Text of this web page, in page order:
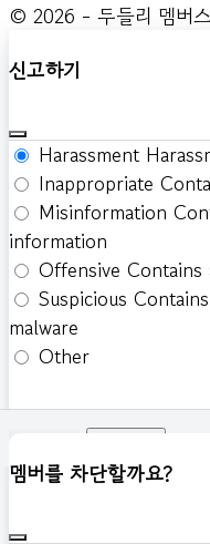
© 2026 - 두들리 멤버스
신고하기
Harassment
Inappropriate
Misinformation
information
Offensive
Suspicious
malware
Other
멤버를 차단할까요?